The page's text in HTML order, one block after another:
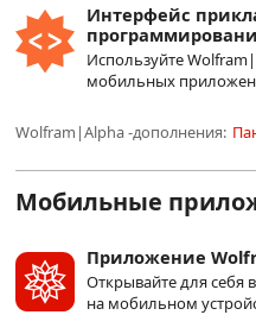
Интерфейс
Используйте
мобильных
Wolfram|Alpha -дополнения:
Мобильные
Приложение
Открывайте для себя
на мобильном